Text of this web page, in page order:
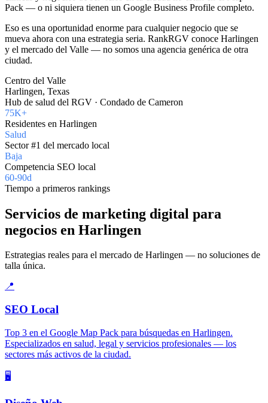
Pack — o ni siquiera tienen un Google Business Profile completo.
Eso es una oportunidad enorme para cualquier negocio que se
mueva ahora con una estrategia seria. RankRGV conoce Harlingen
y el mercado del Valle — no somos una agencia genérica de otra
ciudad.
Centro del Valle
Harlingen, Texas
Hub de salud del RGV · Condado de Cameron
75K+
Residentes en Harlingen
Salud
Sector #1 del mercado local
Baja
Competencia SEO local
60-90d
Tiempo a primeros rankings
Servicios de marketing digital para
negocios en Harlingen
Estrategias reales para el mercado de Harlingen — no soluciones de
talla única.
📍
SEO Local
Top 3 en el Google Map Pack para búsquedas en Harlingen.
Especializados en salud, legal y servicios profesionales — los
sectores más activos de la ciudad.
🖥️